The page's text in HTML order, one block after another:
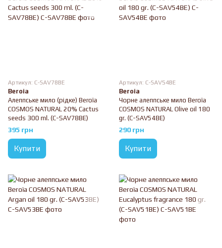
Артикул: C-SAV78BE
Beroia
Алеппське мило (рідке) Beroïa
COSMOS NATURAL 20% Cactus
seeds 300 ml. (C-SAV78BE)
395 грн
Купити
Артикул: C-SAV54BE
Beroia
Чорне алеппське мило Beroïa
COSMOS NATURAL Olive oil 180
gr. (C-SAV54BE)
290 грн
Купити